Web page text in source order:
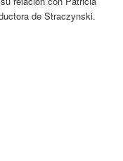
de Straczynski.